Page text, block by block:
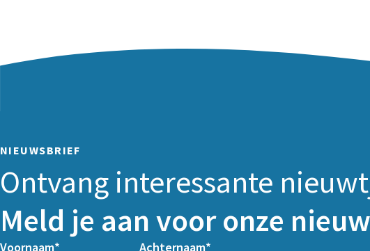
NIEUWSBRIEF
Ontvang interessante
Meld je aan voor onze
Columns
Voornaam Achternaam